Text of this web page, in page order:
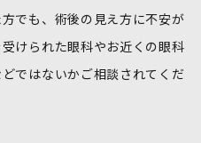
でも、術後の見え方に不安が
けられた眼科やお近くの眼科
ではないかご相談されてくだ